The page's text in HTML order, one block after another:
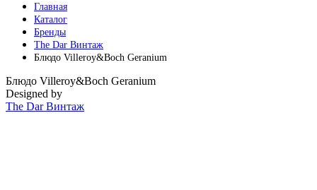
Главная
Каталог
Бренды
The Dar Винтаж
Блюдо Villeroy&Boch Geranium
Блюдо Villeroy&Boch Geranium
Designed by
The Dar Винтаж